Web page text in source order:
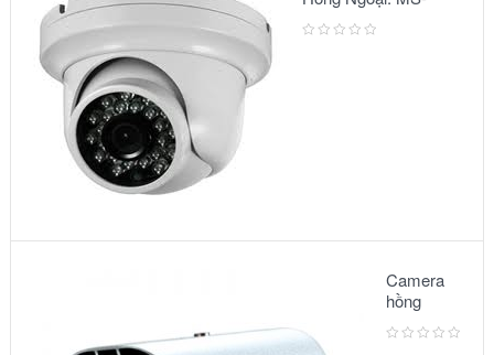
2303 IR
Camera
hồng
ngoại:
Model